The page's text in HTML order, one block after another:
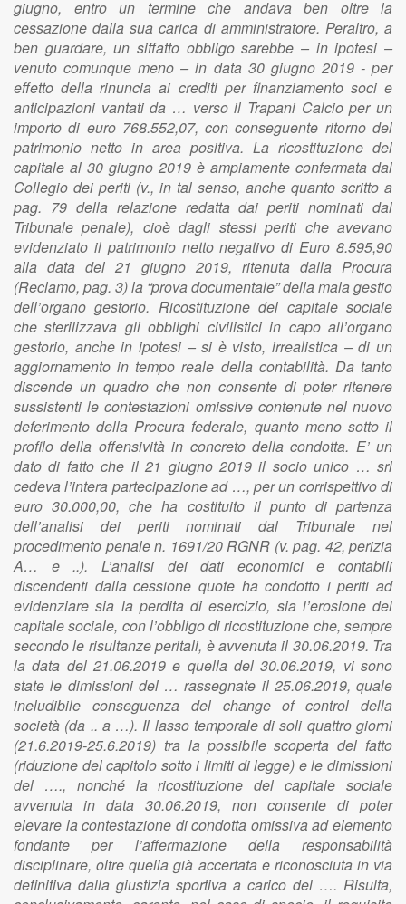
giugno, entro un termine che andava ben oltre la
cessazione dalla sua carica di amministratore. Peraltro, a
ben guardare, un siffatto obbligo sarebbe – in ipotesi –
venuto comunque meno – in data 30 giugno 2019 - per
effetto della rinuncia ai crediti per finanziamento soci e
anticipazioni vantati da … verso il Trapani Calcio per un
importo di euro 768.552,07, con conseguente ritorno del
patrimonio netto in area positiva. La ricostituzione del
capitale al 30 giugno 2019 è ampiamente confermata dal
Collegio dei periti (v., in tal senso, anche quanto scritto a
pag. 79 della relazione redatta dai periti nominati dal
Tribunale penale), cioè dagli stessi periti che avevano
evidenziato il patrimonio netto negativo di Euro 8.595,90
alla data del 21 giugno 2019, ritenuta dalla Procura
(Reclamo, pag. 3) la “prova documentale” della mala gestio
dell’organo gestorio. Ricostituzione del capitale sociale
che sterilizzava gli obblighi civilistici in capo all’organo
gestorio, anche in ipotesi – si è visto, irrealistica – di un
aggiornamento in tempo reale della contabilità. Da tanto
discende un quadro che non consente di poter ritenere
sussistenti le contestazioni omissive contenute nel nuovo
deferimento della Procura federale, quanto meno sotto il
profilo della offensività in concreto della condotta. E’ un
dato di fatto che il 21 giugno 2019 il socio unico … srl
cedeva l’intera partecipazione ad …, per un corrispettivo di
euro 30.000,00, che ha costituito il punto di partenza
dell’analisi dei periti nominati dal Tribunale nel
procedimento penale n. 1691/20 RGNR (v. pag. 42, perizia
A… e ..). L’analisi dei dati economici e contabili
discendenti dalla cessione quote ha condotto i periti ad
evidenziare sia la perdita di esercizio, sia l’erosione del
capitale sociale, con l’obbligo di ricostituzione che, sempre
secondo le risultanze peritali, è avvenuta il 30.06.2019. Tra
la data del 21.06.2019 e quella del 30.06.2019, vi sono
state le dimissioni del … rassegnate il 25.06.2019, quale
ineludibile conseguenza del change of control della
società (da .. a …). Il lasso temporale di soli quattro giorni
(21.6.2019-25.6.2019) tra la possibile scoperta del fatto
(riduzione del capitolo sotto i limiti di legge) e le dimissioni
del …., nonché la ricostituzione del capitale sociale
avvenuta in data 30.06.2019, non consente di poter
elevare la contestazione di condotta omissiva ad elemento
fondante per l’affermazione della responsabilità
disciplinare, oltre quella già accertata e riconosciuta in via
definitiva dalla giustizia sportiva a carico del …. Risulta,